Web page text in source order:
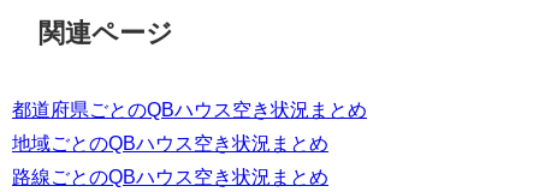
関連ページ
都道府県ごとのQBハウス空き状況まとめ
地域ごとのQBハウス空き状況まとめ
路線ごとのQBハウス空き状況まとめ